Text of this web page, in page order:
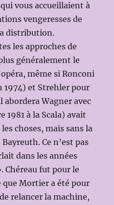
vous accueillaient à
vengeresses de
distribution.
les approches de
généralement le
même si Ronconi
1974) et Strehler pour
Wagner avec
1981 à la Scala) avait
choses, mais sans la
Ce n’est pas
dans les années
Chéreau fut pour le
que Mortier a été pour
relancer la machine,